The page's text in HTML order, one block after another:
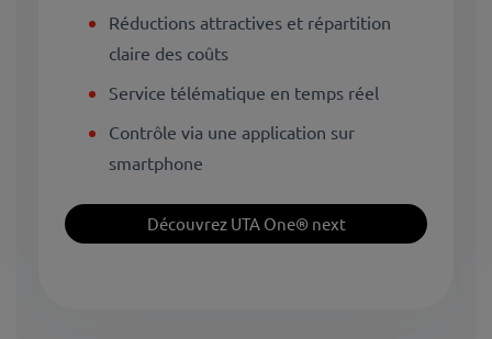
Réductions attractives et répartition
claire des coûts
Service télématique en temps réel
Contrôle via une application sur
smartphone
Découvrez UTA One® next